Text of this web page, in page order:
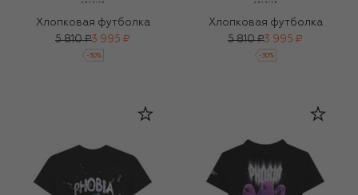
Хлопковая футболка
5 810 ₽3 995 ₽
-30%
Хлопковая футболка
5 810 ₽3 995 ₽
-30%